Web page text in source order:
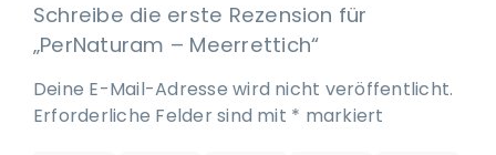
Schreibe die erste Rezension für
„PerNaturam – Meerrettich“
Deine E-Mail-Adresse wird nicht veröffentlicht.
Erforderliche Felder sind mit * markiert